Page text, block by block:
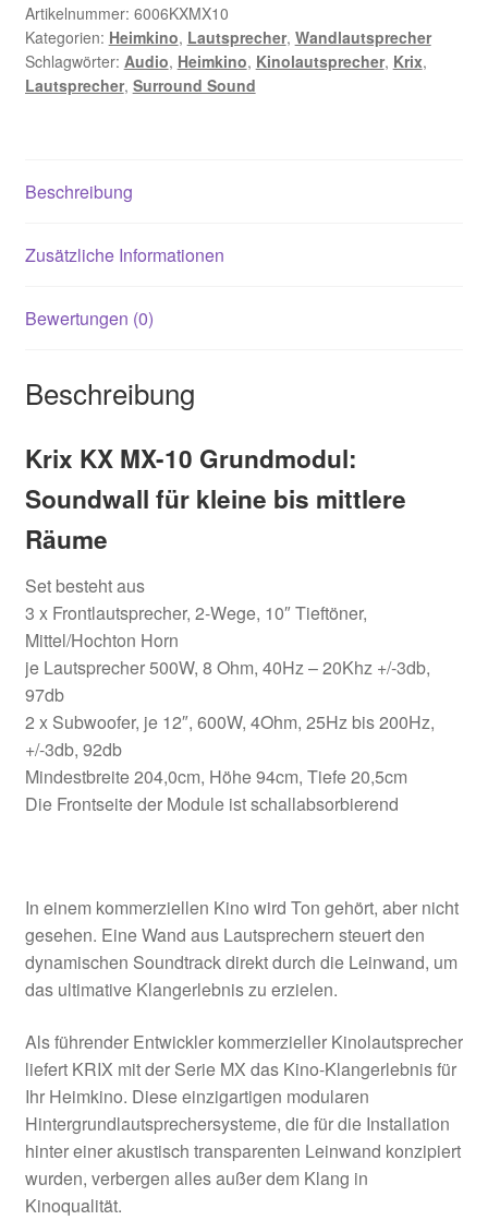
Artikelnummer: 6006KXMX10
Kategorien: Heimkino, Lautsprecher, Wandlautsprecher
Schlagwörter: Audio, Heimkino, Kinolautsprecher, Krix,
Lautsprecher, Surround Sound
Beschreibung
Zusätzliche Informationen
Bewertungen (0)
Beschreibung
Krix KX MX-10 Grundmodul:
Soundwall für kleine bis mittlere
Räume
Set besteht aus
3 x Frontlautsprecher, 2-Wege, 10″ Tieftöner,
Mittel/Hochton Horn
je Lautsprecher 500W, 8 Ohm, 40Hz – 20Khz +/-3db,
97db
2 x Subwoofer, je 12″, 600W, 4Ohm, 25Hz bis 200Hz,
+/-3db, 92db
Mindestbreite 204,0cm, Höhe 94cm, Tiefe 20,5cm
Die Frontseite der Module ist schallabsorbierend
In einem kommerziellen Kino wird Ton gehört, aber nicht
gesehen. Eine Wand aus Lautsprechern steuert den
dynamischen Soundtrack direkt durch die Leinwand, um
das ultimative Klangerlebnis zu erzielen.
Als führender Entwickler kommerzieller Kinolautsprecher
liefert KRIX mit der Serie MX das Kino-Klangerlebnis für
Ihr Heimkino. Diese einzigartigen modularen
Hintergrundlautsprechersysteme, die für die Installation
hinter einer akustisch transparenten Leinwand konzipiert
wurden, verbergen alles außer dem Klang in
Kinoqualität.